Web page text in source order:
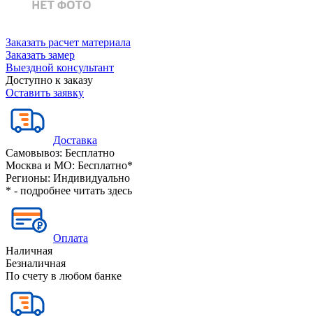
Заказать расчет материала
Заказать замер
Выездной консультант
Доступно к заказу
Оставить заявку
Доставка
Самовывоз: Бесплатно
Москва и МО: Бесплатно*
Регионы: Индивидуально
* - подробнее читать здесь
Оплата
Наличная
Безналичная
По счету в любом банке